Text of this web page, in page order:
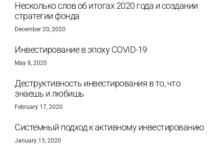
Несколько слов об итогах 2020 года и создании
стратегии фонда
December 20, 2020
Инвестирование в эпоху COVID-19
May 8, 2020
Деструктивность инвестирования в то, что
знаешь и любишь
February 17, 2020
Системный подход к активному инвестированию
January 15, 2020